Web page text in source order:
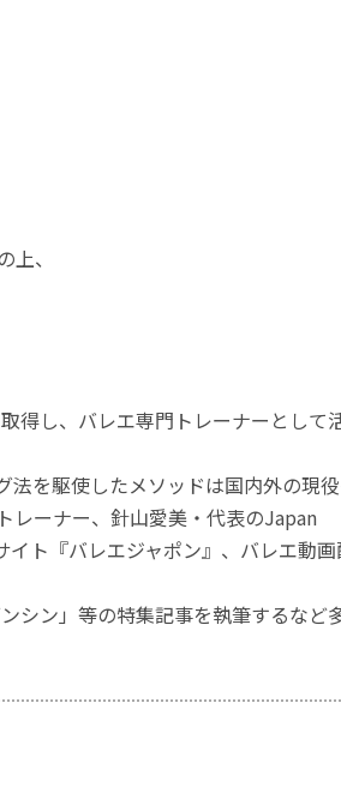
、
得し、バレエ専門トレーナーとして
を駆使したメソッドは国内外の現
レーナー、針山愛美・代表のJapan
ト『バレエジャポン』、バレエ動画
シン」等の特集記事を執筆するなど